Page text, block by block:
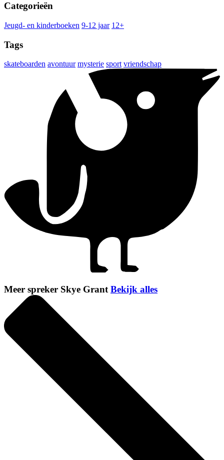
Categorieën
Jeugd- en kinderboeken 9-12 jaar 12+
Tags
skateboarden avontuur mysterie sport vriendschap
Meer spreker Skye Grant Bekijk alles